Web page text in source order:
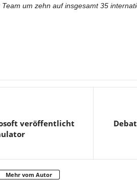
um zehn auf insgesamt 35
veröffentlicht
Mehr vom Autor